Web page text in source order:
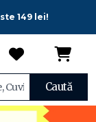
149 lei!
Caută